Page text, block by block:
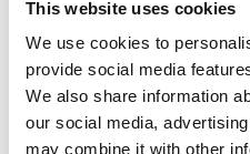
This website uses cookies
We use cookies to
provide social media
We also share information
our social media,
may combine it with other
Un autre type de
série Dimön de Mariette
une île fictive au large de
L'auteur elle-même a été
Scientologie pendant
long combat pour tenter